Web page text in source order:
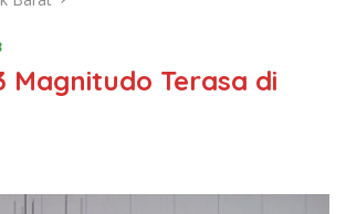
Magnitudo Terasa di